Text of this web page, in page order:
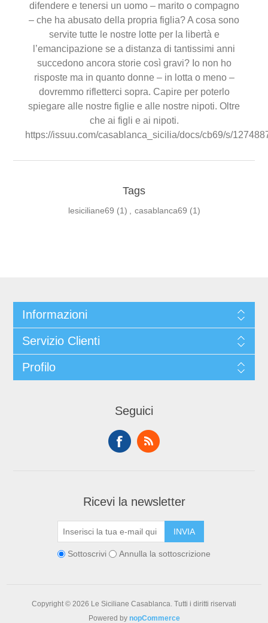
difendere e tenersi un uomo – marito o compagno
– che ha abusato della propria figlia? A cosa sono
servite tutte le nostre lotte per la libertà e
l’emancipazione se a distanza di tantissimi anni
succedono ancora storie così gravi? Io non ho
risposte ma in quanto donne – in lotta o meno –
dovremmo rifletterci sopra. Capire per poterlo
spiegare alle nostre figlie e alle nostre nipoti. Oltre
che ai figli e ai nipoti.
https://issuu.com/casablanca_sicilia/docs/cb69/s/
Tags
lesiciliane69 (1) casablanca69 (1)
Informazioni
Servizio Clienti
Profilo
Seguici
Ricevi la newsletter
Sottoscrivi Annulla la sottoscrizione
Copyright © 2026 Le Siciliane Casablanca. Tutti i diritti riservati
Powered by nopCommerce